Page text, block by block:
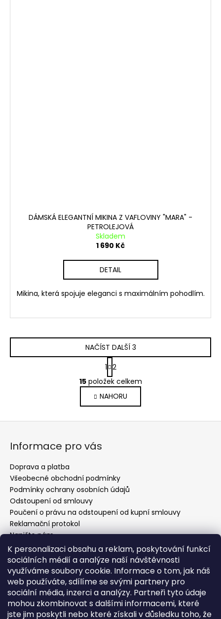
K personalizaci obsahu a reklam, poskytování funkcí
sociálních médií a analýze naší návštěvnosti
využíváme soubory cookie. Informace o tom, jak náš
web používáte, sdílíme se svými partnery pro
sociální média, inzerci a analýzy. Partneři tyto údaje
mohou zkombinovat s dalšími informacemi, které
jste jim poskytli nebo které získali v důsledku toho, že
DÁMSKÁ ELEGANTNÍ MIKINA Z VAFLOVINY "MARA" -
PETROLEJOVÁ
Skladem
1 690 Kč
DETAIL
Mikina, která spojuje eleganci s maximálním pohodlím.
O
v
l
á
d
r
v
k
v
ý
i
s
u
NAČÍST DALŠÍ 3
S
t
r
á
n
k
1 2
15položek celkem
NAHORU
Z
Informace pro vás
Doprava a platba
Všeobecné obchodní podmínky
Podmínky ochrany osobních údajů
Odstoupení od smlouvy
Poučení o právu na odstoupení od kupní smlouvy
Reklamační protokol
Napište nám
Kontakty
Kontakt
info@evelin-chic.cz
797 751 760